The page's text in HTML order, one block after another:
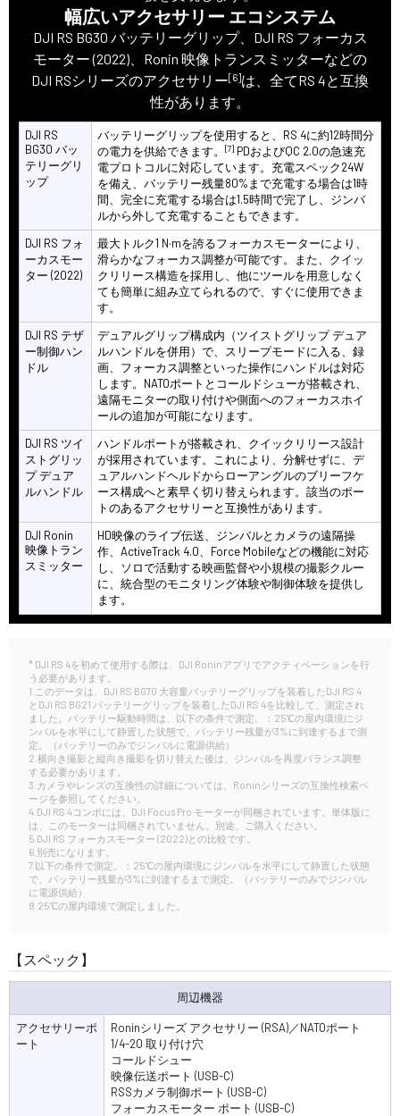
幅広いアクセサリー エコシステム
DJI RS BG30 バッテリーグリップ、DJI RS フォーカス
モーター (2022)、Ronin 映像トランスミッターなどの
DJI RSシリーズのアクセサリー[6]は、全てRS 4と互換
性があります。
DJI RS
BG30 バッ
テリーグリ
ップ
バッテリーグリップを使用すると、RS 4に約12時間分
の電力を供給できます。[7] PDおよびQC 2.0の急速充
電プロトコルに対応しています。充電スペック24W
を備え、バッテリー残量80%まで充電する場合は1時
間、完全に充電する場合は1.5時間で完了し、ジンバ
ルから外して充電することもできます。
DJI RS フォ
ーカスモー
ター (2022)
最大トルク1 N·mを誇るフォーカスモーターにより、
滑らかなフォーカス調整が可能です。また、クイッ
クリリース構造を採用し、他にツールを用意しなく
ても簡単に組み立てられるので、すぐに使用できま
す。
DJI RS テザ
ー制御ハン
ドル
デュアルグリップ構成内（ツイストグリップ デュア
ルハンドルを併用）で、スリープモードに入る、録
画、フォーカス調整といった操作にハンドルは対応
します。NATOポートとコールドシューが搭載され、
遠隔モニターの取り付けや側面へのフォーカスホイ
ールの追加が可能になります。
DJI RS ツイ
ストグリッ
プ デュア
ルハンドル
‌ハンドルポートが搭載され、クイックリリース設計
が採用されています。これにより、分解せずに、デ
ュアルハンドヘルドからローアングルのブリーフケ
ース構成へと素早く切り替えられます。該当のポー
トのあるアクセサリーと互換性があります。
DJI Ronin
映像トラン
スミッター
HD映像のライブ伝送、ジンバルとカメラの遠隔操
作、ActiveTrack 4.0、Force Mobileなどの機能に対応
し、ソロで活動する映画監督や小規模の撮影クルー
に、統合型のモニタリング体験や制御体験を提供し
ます。
* DJI RS 4を初めて使用する際は、DJI Roninアプリでアクティベーションを行
う必要があります。
1.このデータは、DJI RS BG70 大容量バッテリーグリップを装着したDJI RS 4
とDJI RS BG21 バッテリーグリップを装着したDJI RS 4を比較して、測定され
ました。バッテリー駆動時間は、以下の条件で測定。：25℃の屋内環境にジ
ンバルを水平にして静置した状態で、バッテリー残量が3%に到達するまで測
定。（バッテリーのみでジンバルに電源供給）
2.横向き撮影と縦向き撮影を切り替えた後は、ジンバルを再度バランス調整
する必要があります。
3.カメラやレンズの互換性の詳細については、Roninシリーズの互換性検索ペ
ージを参照してください。
4.DJI RS 4コンボには、DJI Focus Pro モーターが同梱されています。単体版に
は、このモーターは同梱されていません。別途、ご購入ください。
5.DJI RS フォーカスモーター (2022)との比較です。
6.別売になります。
7.以下の条件で測定。：25℃の屋内環境にジンバルを水平にして静置した状態
で、バッテリー残量が3%に到達するまで測定。（バッテリーのみでジンバル
に電源供給）
8.25℃の屋内環境で測定しました。
【スペック】
周辺機器
アクセサリーポ
ート
Roninシリーズ アクセサリー (RSA)／NATOポート
1/4-20 取り付け穴
‌コールドシュー
映像伝送ポート (USB-C)
RSSカメラ制御ポート (USB-C)
フォーカスモーター ポート (USB-C)